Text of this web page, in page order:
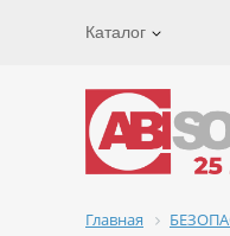
Каталог
Главная